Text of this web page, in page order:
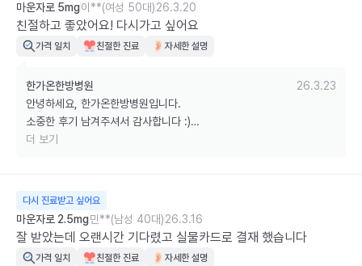
마운자로 5mg이**(여성 50대)26.3.20
친절하고 좋았어요! 다시가고 싶어요
가격 일치 친절한 진료 자세한 설명
한가온한방병원
26.3.23
안녕하세요, 한가온한방병원입니다.
소중한 후기 남겨주셔서 감사합니다 :)
마운자로 하면서 궁금하신 점 있으시면
더 보기
다시 진료받고 싶어요
마운자로 2.5mg민**(남성 40대)26.3.16
잘 받았는데 오랜시간 기다렸고 실물카드로 결재 했습니다
가격 일치 친절한 진료 자세한 설명